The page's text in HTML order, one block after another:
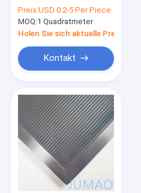
Farbauswahl
Preis:USD 0.2-5 Per Piece
MOQ:1 Quadratmeter
Holen Sie sich aktuelle Preis
Kontakt